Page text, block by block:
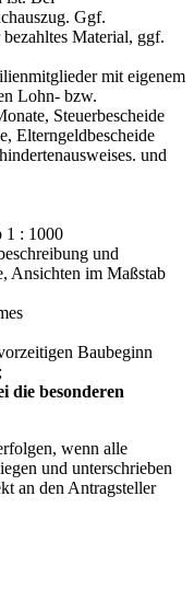
Ggf.
Material, ggf.
mit eigenem
Lohn- bzw.
Steuerbescheide
Elterngeldbescheide
und
1 : 1000
und
Ansichten im Maßstab
Baubeginn
die besonderen
wenn alle
und unterschrieben
an den Antragsteller